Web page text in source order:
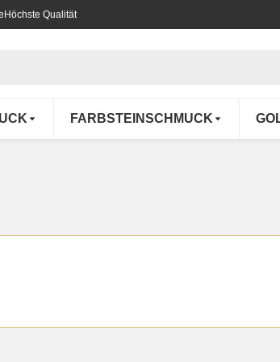
Höchste Qualität
FARBSTEINSCHMUCK